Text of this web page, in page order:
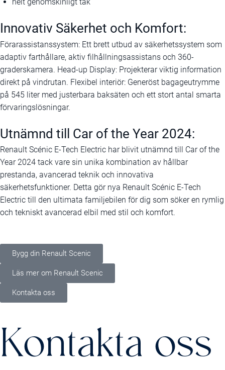
Innovativ Säkerhet och Komfort:
Förarassistanssystem: Ett brett utbud av säkerhetssystem som
adaptiv farthållare, aktiv filhållningsassistans och 360-
graderskamera. Head-up Display: Projekterar viktig information
direkt på vindrutan. Flexibel interiör: Generöst bagageutrymme
på 545 liter med justerbara baksäten och ett stort antal smarta
förvaringslösningar.
Utnämnd till Car of the Year 2024:
Renault Scénic E-Tech Electric har blivit utnämnd till Car of the
Year 2024 tack vare sin unika kombination av hållbar
prestanda, avancerad teknik och innovativa
säkerhetsfunktioner. Detta gör nya Renault Scénic E-Tech
Electric till den ultimata familjebilen för dig som söker en rymlig
och tekniskt avancerad elbil med stil och komfort.
Bygg din Renault Scenic
Läs mer om Renault Scenic
Kontakta oss
Kontakta oss